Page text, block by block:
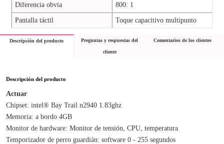
Diferencia obvia
800: 1
Pantalla táctil
Toque capacitivo multipunto
Descripción del producto Preguntas y respuestas del
cliente
Comentarios de los clientes
Descripción del producto
Actuar
Chipset: intel® Bay Trail n2940 1.83ghz
Memoria: a bordo 4GB
Monitor de hardware: Monitor de tensión, CPU, temperatura
Temporizador de perro guardián: software 0 - 255 segundos